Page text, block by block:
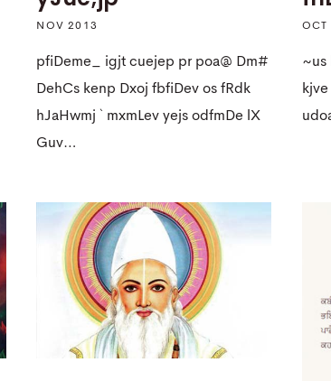
NOV 2013
pfiDeme_ igjt cuejep pr poa@ Dm#
DehCs kenp Dxoj fbfiDev os fRdk
hJaHwmj ` mxmLev yejs odfmDe lX
Guv…
OCT
~us